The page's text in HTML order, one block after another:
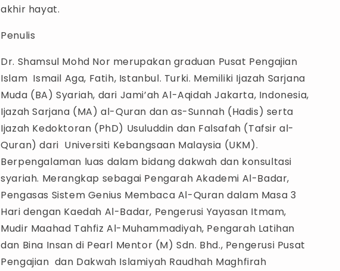
akhir hayat.
Penulis
Dr. Shamsul Mohd Nor merupakan graduan Pusat Pengajian
Islam Ismail Aga, Fatih, Istanbul. Turki. Memiliki Ijazah Sarjana
Muda (BA) Syariah, dari Jami’ah Al-Aqidah Jakarta, Indonesia,
Ijazah Sarjana (MA) al-Quran dan as-Sunnah (Hadis) serta
Ijazah Kedoktoran (PhD) Usuluddin dan Falsafah (Tafsir al-
Quran) dari Universiti Kebangsaan Malaysia (UKM).
Berpengalaman luas dalam bidang dakwah dan konsultasi
syariah. Merangkap sebagai Pengarah Akademi Al-Badar,
Pengasas Sistem Genius Membaca Al-Quran dalam Masa 3
Hari dengan Kaedah Al-Badar, Pengerusi Yayasan Itmam,
Mudir Maahad Tahfiz Al-Muhammadiyah, Pengarah Latihan
dan Bina Insan di Pearl Mentor (M) Sdn. Bhd., Pengerusi Pusat
Pengajian dan Dakwah Islamiyah Raudhah Maghfirah